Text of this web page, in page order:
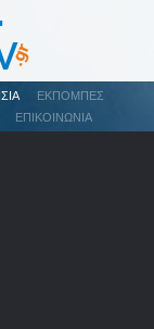
ΕΚΠΟΜΠΈΣ
ΕΠΙΚΟΙΝΩΝΊΑ